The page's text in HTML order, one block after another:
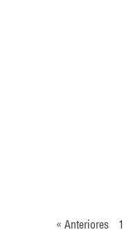
« Anteriores 1